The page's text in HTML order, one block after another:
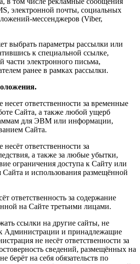
электронной почты, социальных
мессенджеров (Viber,
выбрать параметры рассылки или
к специальной ссылке,
электронного письма,
ранее в рамках рассылки.
ответственности за временные
Сайта, а также любой ущерб
для ЭВМ или информации,
Сайта.
ответственности за
а также за любые убытки,
ограничения доступа к Сайту или
Сайта и использования размещённой
ответственность за содержание
на Сайте третьими лицами.
ссылки на другие сайты, не
Администрации и принадлежащие
не несёт ответственности за
сведений, размещённых на
берёт на себя обязательств по